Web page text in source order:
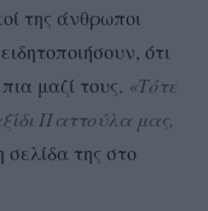
της άνθρωποι
ότι
μαζί τους. «Τότε
Παττούλα μας,
σελίδα της στο